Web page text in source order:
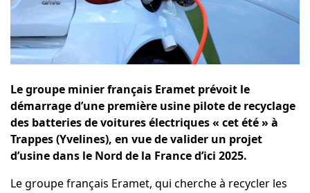
Le groupe minier français Eramet prévoit le
démarrage d’une première usine pilote de recyclage
des batteries de voitures électriques « cet été » à
Trappes (Yvelines), en vue de valider un projet
d’usine dans le Nord de la France d’ici 2025.
Legroupe français Eramet, qui cherche à recycler les